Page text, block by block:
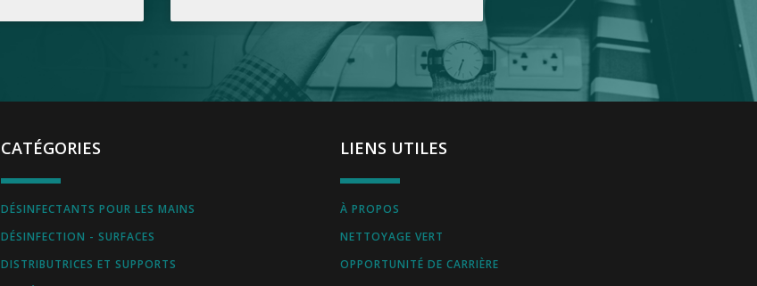
CATÉGORIES
DÉSINFECTANTS POUR LES MAINS
DÉSINFECTION - SURFACES
DISTRIBUTRICES ET SUPPORTS
LIENS UTILES
À PROPOS
NETTOYAGE VERT
OPPORTUNITÉ DE CARRIÈRE